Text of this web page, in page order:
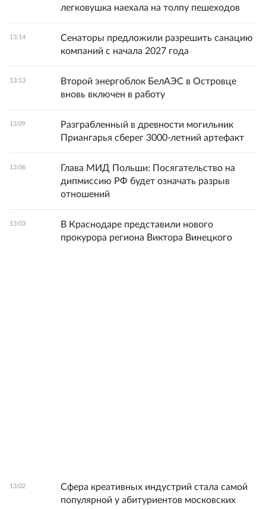
легковушка наехала на толпу пешеходов
13:14
Сенаторы предложили разрешить санацию
компаний с начала 2027 года
13:13
Второй энергоблок БелАЭС в Островце
вновь включен в работу
13:09
Разграбленный в древности могильник
Приангарья сберег 3000-летний артефакт
13:06
Глава МИД Польши: Посягательство на
дипмиссию РФ будет означать разрыв
отношений
13:03
В Краснодаре представили нового
прокурора региона Виктора Винецкого
13:02
Сфера креативных индустрий стала самой
популярной у абитуриентов московских